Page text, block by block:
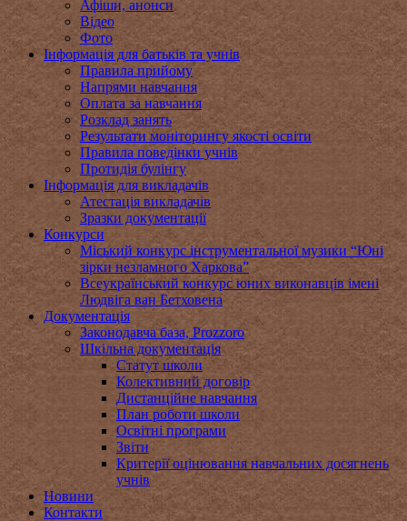
Афіши, анонси
Відео
Фото
Інформація для батьків та учнів
Правила прийому
Напрями навчання
Оплата за навчання
Розклад занять
Результати моніторингу якості освіти
Правила поведінки учнів
Протидія булінгу
Інформація для викладачів
Атестація викладачів
Зразки документації
Конкурси
Міський конкурс інструментальної музики “Юні
зірки незламного Харкова”
Всеукраїнський конкурс юних виконавців імені
Людвіга ван Бетховена
Документація
Законодавча база, Prozzoro
Шкільна документація
Статут школи
Колективний договір
Дистанційне навчання
План роботи школи
Освітні програми
Звіти
Критерії оцінювання навчальних досягнень
учнів
Новини
Контакти